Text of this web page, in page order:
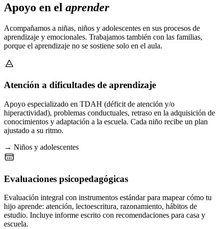
Apoyo en el aprender
Acompañamos a niñas, niños y adolescentes en sus procesos de
aprendizaje y emocionales. Trabajamos también con las familias,
porque el aprendizaje no se sostiene solo en el aula.
Atención a dificultades de aprendizaje
Apoyo especializado en TDAH (déficit de atención y/o
hiperactividad), problemas conductuales, retraso en la adquisición de
conocimientos y adaptación a la escuela. Cada niño recibe un plan
ajustado a su ritmo.
→ Niños y adolescentes
Evaluaciones psicopedagógicas
Evaluación integral con instrumentos estándar para mapear cómo tu
hijo aprende: atención, lectoescritura, razonamiento, hábitos de
estudio. Incluye informe escrito con recomendaciones para casa y
escuela.